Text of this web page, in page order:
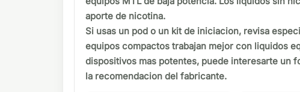
aporte de nicotina.
Si usas un pod o un kit de iniciacion, revisa
equipos compactos trabajan mejor con liquidos
dispositivos mas potentes, puede interesarte un
la recomendacion del fabricante.